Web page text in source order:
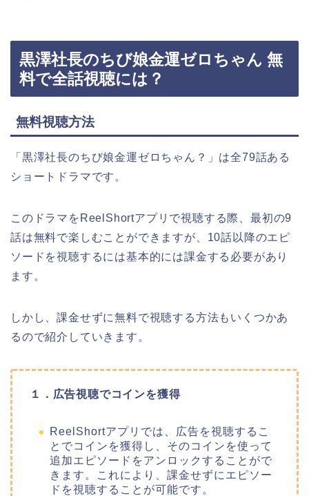
黒澤社長のちび娘金運ゼロちゃん 無
料で全話視聴には？
無料視聴方法
「黒澤社長のちび娘金運ゼロちゃん？ 」 は全79話ある
ショートドラマです。
このドラマをReelShortアプリで視聴する際、最初の9
話は無料で楽しむことができますが、10話以降のエピ
ソードを視聴するには基本的には課金する必要があり
ます。
しかし、課金せずに無料で視聴する方法もいくつかあ
るので紹介していきます。
１．広告視聴でコインを獲得
ReelShortアプリでは、広告を視聴するこ
とでコインを獲得し、そのコインを使って
追加エピソードをアンロックすることがで
きます。これにより、課金せずにエピソー
ドを視聴することが可能です。